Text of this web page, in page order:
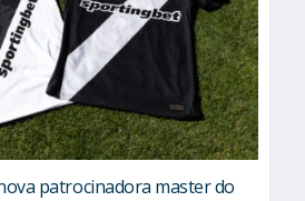
patrocinadora master do